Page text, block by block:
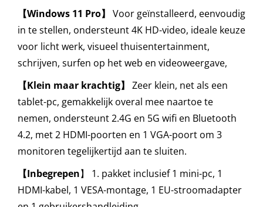
【Windows 11 Pro】
Voor geïnstalleerd, eenvoudig
in te stellen, ondersteunt 4K HD-video, ideale keuze
voor licht werk, visueel thuisentertainment,
schrijven, surfen op het web en videoweergave,
【Klein maar krachtig】
Zeer klein, net als een
tablet-pc, gemakkelijk overal mee naartoe te
nemen, ondersteunt 2.4G en 5G wifi en Bluetooth
4.2, met 2 HDMI-poorten en 1 VGA-poort om 3
monitoren tegelijkertijd aan te sluiten.
【Inbegrepen】 1. pakket inclusief 1 mini-pc, 1
HDMI-kabel, 1 VESA-montage, 1 EU-stroomadapter